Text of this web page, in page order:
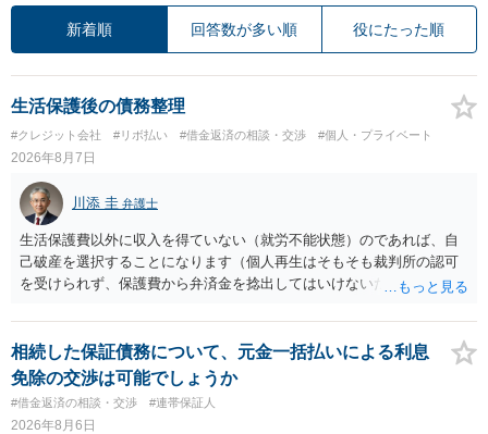
新着順 回答数が多い順 役にたった順
生活保護後の債務整理
#クレジット会社 #リボ払い #借金返済の相談・交渉 #個人・プライベート
2026年8月7日
川添 圭 弁護士
生活保護費以外に収入を得ていない（就労不能状態）のであれば、自
己破産を選択することになります（個人再生はそもそも裁判所の認可
を受けられず、保護費から弁済金を捻出してはいけないため任意整理
士費用は法テラスが負担し、裁判所の予納金等も法テラスが援助して
くれるため、弁護士へ自己破産を任せれば解決します。
相続した保証債務について、元金一括払いによる利息
免除の交渉は可能でしょうか
#借金返済の相談・交渉 #連帯保証人
2026年8月6日